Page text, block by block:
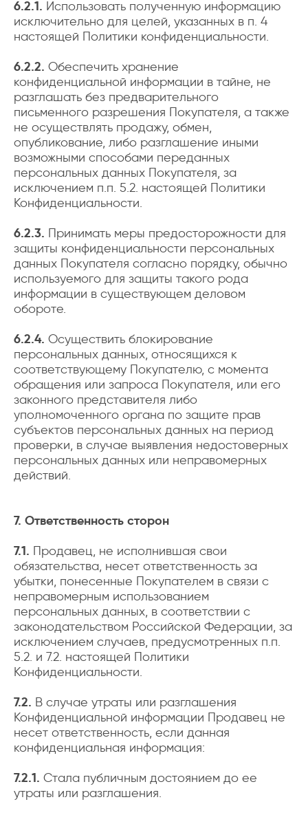
6.2.1. Использовать полученную информацию
исключительно для целей, указанных в п. 4
настоящей Политики конфиденциальности.
6.2.2. Обеспечить хранение
конфиденциальной информации в тайне, не
разглашать без предварительного
письменного разрешения Покупателя, а также
не осуществлять продажу, обмен,
опубликование, либо разглашение иными
возможными способами переданных
персональных данных Покупателя, за
исключением п.п. 5.2. настоящей Политики
Конфиденциальности.
6.2.3. Принимать меры предосторожности для
защиты конфиденциальности персональных
данных Покупателя согласно порядку, обычно
используемого для защиты такого рода
информации в существующем деловом
обороте.
6.2.4. Осуществить блокирование
персональных данных, относящихся к
соответствующему Покупателю, с момента
обращения или запроса Покупателя, или его
законного представителя либо
уполномоченного органа по защите прав
субъектов персональных данных на период
проверки, в случае выявления недостоверных
персональных данных или неправомерных
действий.
7. Ответственность сторон
7.1. Продавец, не исполнившая свои
обязательства, несет ответственность за
убытки, понесенные Покупателем в связи с
неправомерным использованием
персональных данных, в соответствии с
законодательством Российской Федерации, за
исключением случаев, предусмотренных п.п.
5.2. и 7.2. настоящей Политики
Конфиденциальности.
7.2. В случае утраты или разглашения
Конфиденциальной информации Продавец не
несет ответственность, если данная
конфиденциальная информация:
7.2.1. Стала публичным достоянием до ее
утраты или разглашения.